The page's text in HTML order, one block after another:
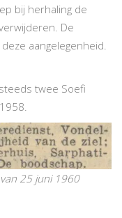
bij herhaling de
De
aangelegenheid.
twee Soefi
25 juni 1960